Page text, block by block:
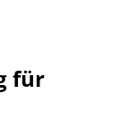
für